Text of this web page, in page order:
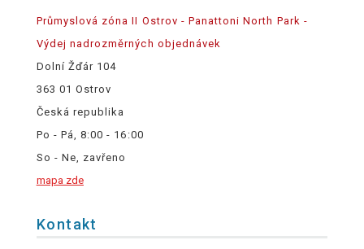
Průmyslová zóna II Ostrov - Panattoni North Park -
Výdej nadrozměrných objednávek
Dolní Žďár 104
363 01 Ostrov
Česká republika
Po - Pá, 8:00 - 16:00
So - Ne, zavřeno
mapa zde
Kontakt